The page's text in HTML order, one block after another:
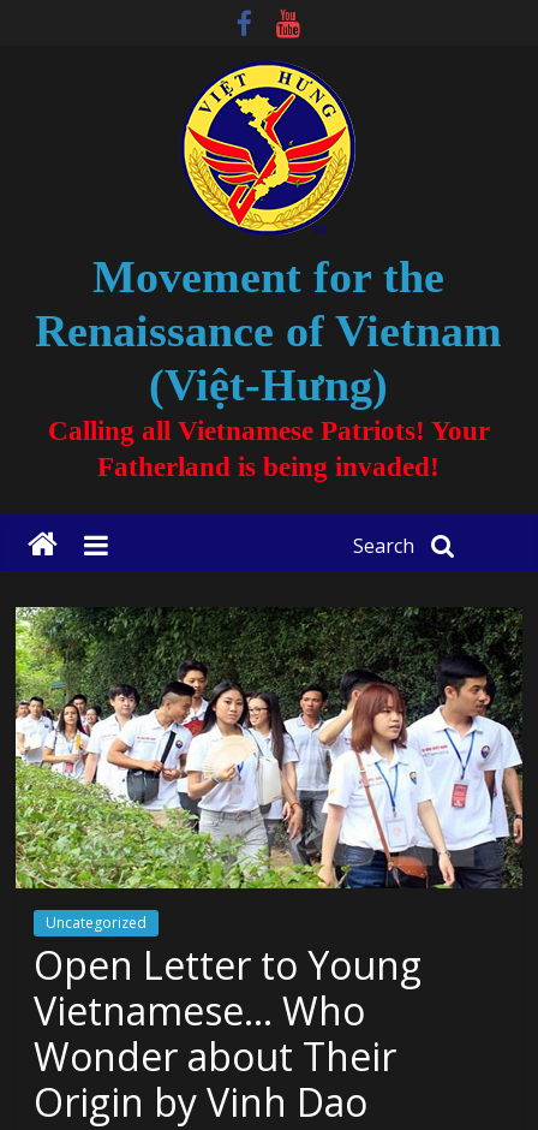
Movement for the
Renaissance of Vietnam
(Việt-Hưng)
Calling all Vietnamese Patriots! Your
Fatherland is being invaded!
Search
Uncategorized
Open Letter to Young
Vietnamese… Who
Wonder about Their
Origin by Vinh Dao